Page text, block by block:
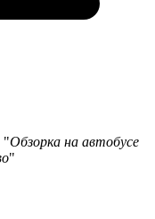
"Обзорка на автобусе
"